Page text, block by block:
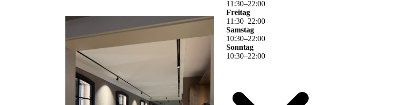
11 :30–22:00
Freitag
11 :30–22:00
Samstag
10:30–22:00
Sonntag
10:30–22:00